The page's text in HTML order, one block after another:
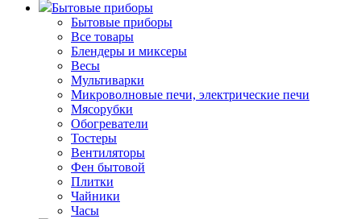
Бытовые приборы
Бытовые приборы
Все товары
Блендеры и миксеры
Весы
Мультиварки
Микроволновые печи, электрические печи
Мясорубки
Обогреватели
Тостеры
Вентиляторы
Фен бытовой
Плитки
Чайники
Часы